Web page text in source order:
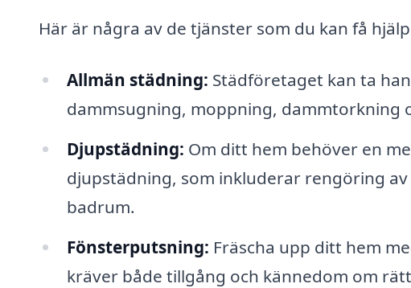
Här är några av de tjänster som du kan få
Allmän städning: Städföretaget kan ta
dammsugning, moppning, dammtorkning
Djupstädning: Om ditt hem behöver en
djupstädning, som inkluderar rengöring
badrum.
Fönsterputsning: Fräscha upp ditt hem
kräver både tillgång och kännedom om